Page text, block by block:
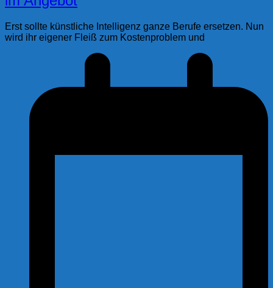
Erst sollte künstliche Intelligenz ganze Berufe ersetzen. Nun
wird ihr eigener Fleiß zum Kostenproblem und